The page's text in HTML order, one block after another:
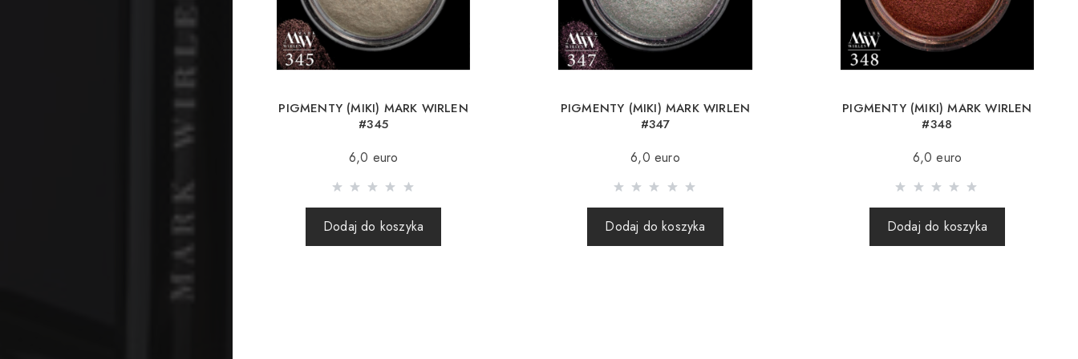
Niemcy, Czechy, Litwa, Rumunia, Słowacja, Estonia, Łotwa, Węgry, Włochy, Wielka
Brytania, Hiszpania).
Darmowa dostawa jest możliwa dla zamówień powyżej 80Є
(paczki zagraniczne za pobraniem nie są wysyłane).
Wysyłanie paczek za granicę odbywa się 2 razy w tygodniu. Po wysłaniu
przesyłkę.
PIGMENTY (MIKI) MARK WIRLEN
#345
6,0 euro
Dodaj do koszyka
PIGMENTY (MIKI) MARK WIRLEN
#347
6,0 euro
Dodaj do koszyka
PIGMENTY (MIKI) MARK WIRLEN
#348
6,0 euro
Dodaj do koszyka